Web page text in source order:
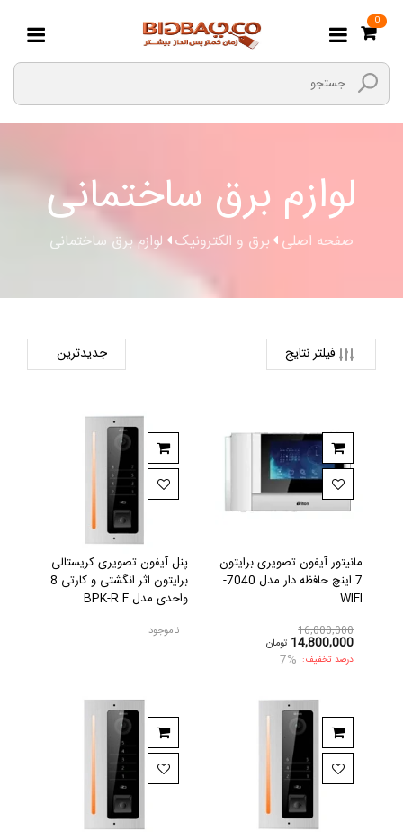
0
لوازم برق ساختمانی
صفحه اصلی برق و الکترونیک لوازم برق ساختمانی
فیلتر نتایج
مانیتور آیفون تصویری برایتون
7 اینچ حافظه دار مدل 7040-
WIFI
16,000,000
14,800,000 تومان
درصد تخفیف: 7%
پنل آیفون تصویری کریستالی
برایتون اثر انگشتی و کارتی 8
واحدی مدل BPK-R F
ناموجود